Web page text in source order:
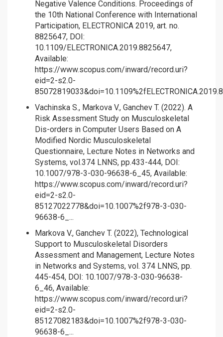
Negative Valence Conditions. Proceedings of
the 10th National Conference with International
Participation, ELECTRONICA 2019, art. no.
8825647, DOI:
10.1109/ELECTRONICA.2019.8825647,
Available:
https://www.scopus.com/inward/record.uri?
eid=2-s2.0-
Vachinska S., Markova V., Ganchev T. (2022). A
Risk Assessment Study on Musculoskeletal
Dis-orders in Computer Users Based on A
Modified Nordic Musculoskeletal
Questionnaire, Lecture Notes in Networks and
Systems, vol.374 LNNS, pp.433-444, DOI:
10.1007/978-3-030-96638-6_45, Available:
https://www.scopus.com/inward/record.uri?
eid=2-s2.0-
85127022778&doi=10.1007%2f978-3-030-
96638-6_...
Markova V., Ganchev T. (2022), Technological
Support to Musculoskeletal Disorders
Assessment and Management, Lecture Notes
in Networks and Systems, vol. 374 LNNS, pp.
445-454, DOI: 10.1007/978-3-030-96638-
6_46, Available:
https://www.scopus.com/inward/record.uri?
eid=2-s2.0-
85127082183&doi=10.1007%2f978-3-030-
96638-6_...